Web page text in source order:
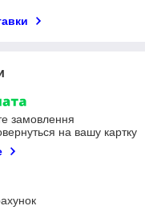
замовлення
на вашу картку